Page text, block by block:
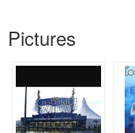
Pictures